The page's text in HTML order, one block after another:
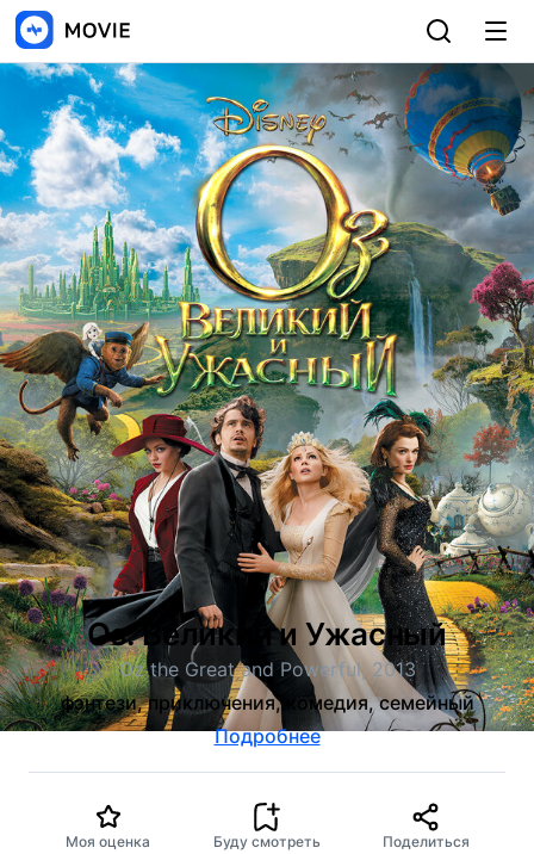
Оз: Великий и Ужасный
Oz the Great and Powerful, 2013
фэнтези, приключения, комедия, семейный
Подробнее
Моя оценка Буду смотреть Поделиться